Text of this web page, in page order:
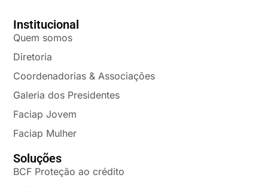
Institucional
Quem somos
Diretoria
Coordenadorias & Associações
Galeria dos Presidentes
Faciap Jovem
Faciap Mulher
Soluções
BCF Proteção ao crédito